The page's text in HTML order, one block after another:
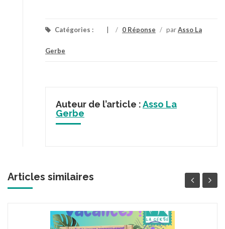
Catégories : / 0 Réponse / parAsso La
Gerbe
Auteur de l’article :Asso La
Gerbe
Articles similaires